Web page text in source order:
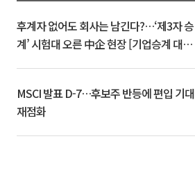
후계자 없어도 회사는 남긴다?…‘제3자 승
계’ 시험대 오른 中企 현장 [기업승계 대전
MSCI 발표 D-7…후보주 반등에 편입 기대
재점화